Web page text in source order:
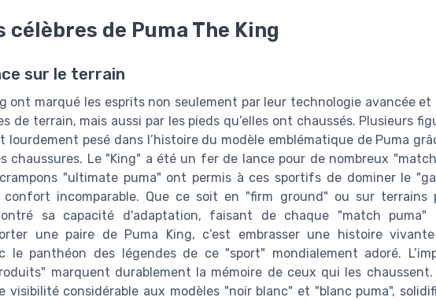
célèbres de Puma The King
sur le terrain
ont marqué les esprits non seulement par leur technologie avancée et
de terrain, mais aussi par les pieds qu’elles ont chaussés. Plusieurs
pesé dans l’histoire du modèle emblématique de Puma
chaussures. Le "King" a été un fer de lance pour de nombreux
"ultimate puma" ont permis à ces sportifs de dominer le
incomparable. Que ce soit en "firm ground" ou sur terrains
sa capacité d'adaptation, faisant de chaque "match puma"
une paire de Puma King, c’est embrasser une histoire
panthéon des légendes de ce "sport" mondialement adoré.
marquent durablement la mémoire de ceux qui les chaussent.
visibilité considérable aux modèles "noir blanc" et "blanc puma",